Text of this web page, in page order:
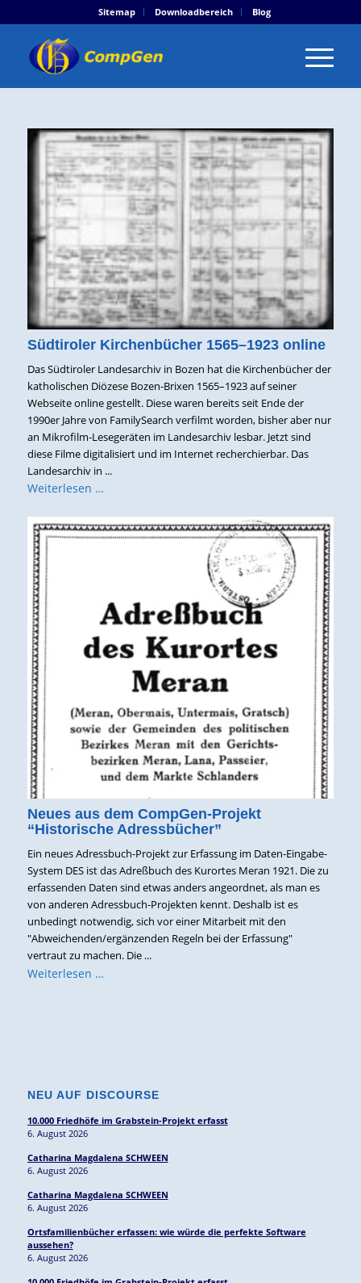
Sitemap Downloadbereich Blog
Südtiroler Kirchenbücher 1565–1923 online
Das Südtiroler Landesarchiv in Bozen hat die Kirchenbücher der
katholischen Diözese Bozen-Brixen 1565–1923 auf seiner
Webseite online gestellt. Diese waren bereits seit Ende der
1990er Jahre von FamilySearch verfilmt worden, bisher aber nur
an Mikrofilm-Lesegeräten im Landesarchiv lesbar. Jetzt sind
diese Filme digitalisiert und im Internet recherchierbar. Das
Landesarchiv in ...
Weiterlesen …
Neues aus dem CompGen-Projekt
“Historische Adressbücher”
Ein neues Adressbuch-Projekt zur Erfassung im Daten-Eingabe-
System DES ist das Adreßbuch des Kurortes Meran 1921. Die zu
erfassenden Daten sind etwas anders angeordnet, als man es
von anderen Adressbuch-Projekten kennt. Deshalb ist es
unbedingt notwendig, sich vor einer Mitarbeit mit den
"Abweichenden/ergänzenden Regeln bei der Erfassung"
vertraut zu machen. Die ...
Weiterlesen …
NEU AUF DISCOURSE
10.000 Friedhöfe im Grabstein-Projekt erfasst
6. August 2026
Catharina Magdalena SCHWEEN
6. August 2026
Catharina Magdalena SCHWEEN
6. August 2026
Ortsfamilienbücher erfassen: wie würde die perfekte Software
aussehen?
6. August 2026